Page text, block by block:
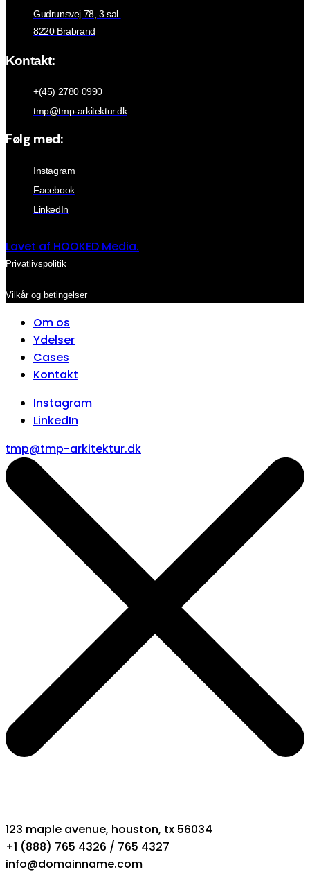
Gudrunsvej 78, 3 sal.
8220 Brabrand
Kontakt:
+(45) 2780 0990
tmp@tmp-arkitektur.dk
Følg med:
Instagram
Facebook
LinkedIn
Lavet af HOOKED Media.
Privatlivspolitik
Vilkår og betingelser
Om os
Ydelser
Cases
Kontakt
Instagram
LinkedIn
tmp@tmp-arkitektur.dk
123 maple avenue, houston, tx 56034
+1 (888) 765 4326 / 765 4327
info@domainname.com